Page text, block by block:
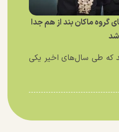
گروه ماکان بند از هم جدا
شد
که طی سال‌های اخیر یکی